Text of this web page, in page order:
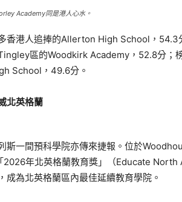
Academy同是港人心水。
香港人追捧的Allerton High School，54.3
區的Woodkirk Academy，52.8分；
School，49.6分。
北英格蘭
斯一間預科學院亦傳來捷報。位於
2026年北英格蘭教育獎」（Educate
成為北英格蘭區內最佳延續教育學院。